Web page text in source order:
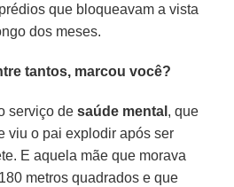
que bloqueavam a vista
dos meses.
tantos, marcou você?
serviço de saúde mental , que
viu o pai explodir após ser
E aquela mãe que morava
metros quadrados e que